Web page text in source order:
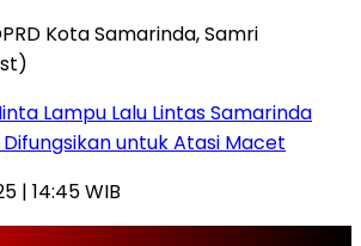
Lampu Lalu Lintas Samarinda
untuk Atasi Macet
| 14:45 WIB